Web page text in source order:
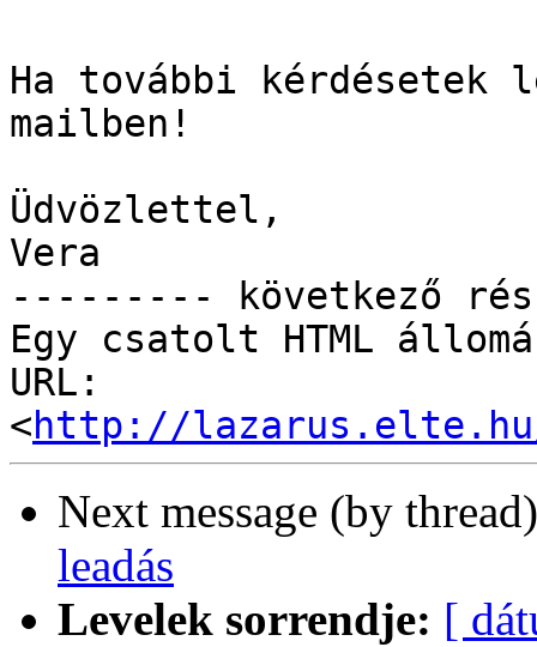
Ha további
mailben!
Üdvözlettel,
Vera
--------- következő
Egy csatolt HTML
URL:
<http://lazarus.elte.hu/
Next message (by
leadás
Levelek sorrendje: [